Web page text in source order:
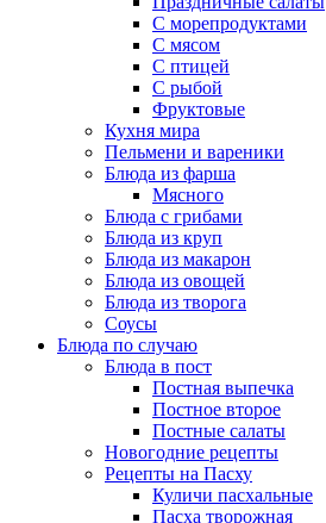
С морепродуктами
С мясом
С птицей
С рыбой
Фруктовые
Кухня мира
Пельмени и вареники
Блюда из фарша
Мясного
Блюда с грибами
Блюда из круп
Блюда из макарон
Блюда из овощей
Блюда из творога
Соусы
Блюда по случаю
Блюда в пост
Постная выпечка
Постное второе
Постные салаты
Новогодние рецепты
Рецепты на Пасху
Куличи пасхальные
Пасха творожная